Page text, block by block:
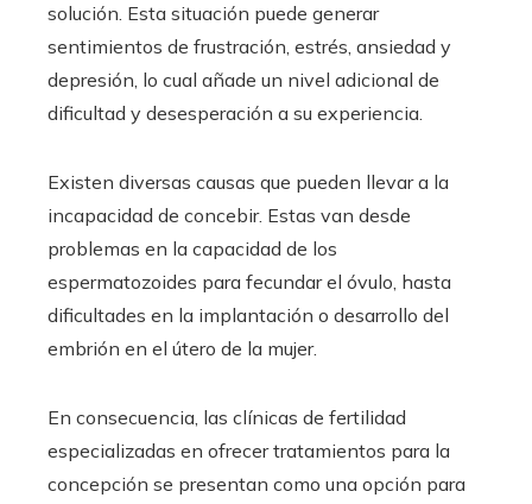
solución. Esta situación puede generar
sentimientos de frustración, estrés, ansiedad y
depresión, lo cual añade un nivel adicional de
dificultad y desesperación a su experiencia.
Existen diversas causas que pueden llevar a la
incapacidad de concebir. Estas van desde
problemas en la capacidad de los
espermatozoides para fecundar el óvulo, hasta
dificultades en la implantación o desarrollo del
embrión en el útero de la mujer.
En consecuencia, las clínicas de fertilidad
especializadas en ofrecer tratamientos para la
concepción se presentan como una opción para